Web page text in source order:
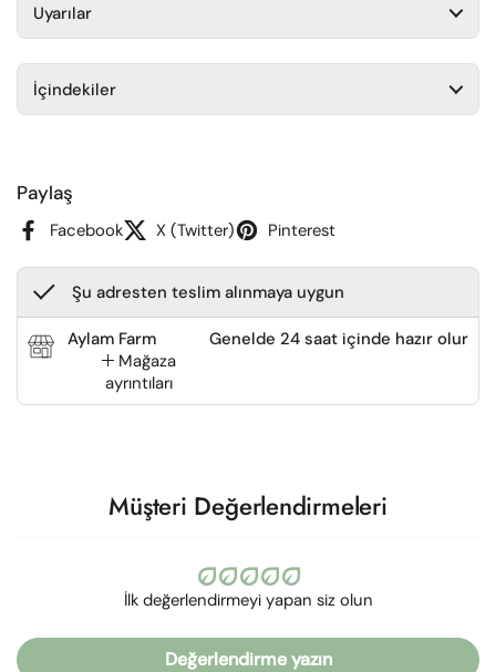
Uyarılar
İçindekiler
Paylaş
Facebook X (Twitter) Pinterest
Şu adresten teslim alınmaya uygun
Aylam Farm
Mağaza
ayrıntıları
Genelde 24 saat içinde hazır olur
Müşteri Değerlendirmeleri
İlk değerlendirmeyi yapan siz olun
Değerlendirme yazın